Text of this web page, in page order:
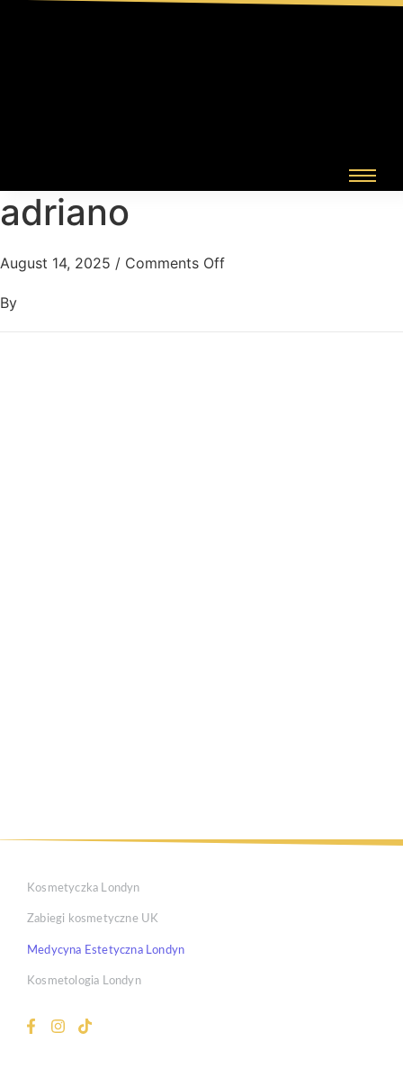
adriano
August 14, 2025 / Comments Off
By
Kosmetyczka Londyn
Zabiegi kosmetyczne UK
Medycyna Estetyczna Londyn
Kosmetologia Londyn